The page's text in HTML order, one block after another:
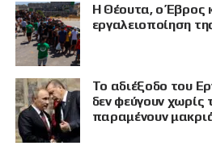
ΠΡΟΒΟΛΗ
Η Θέουτα, ο Έβρος
εργαλειοποίηση
Το αδιέξοδο του
δεν φεύγουν
παραμένουν